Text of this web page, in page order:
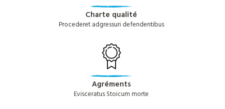
Charte qualité
Procederet adgressuri defendentibus
Agréments
Evisceratus Stoicum morte